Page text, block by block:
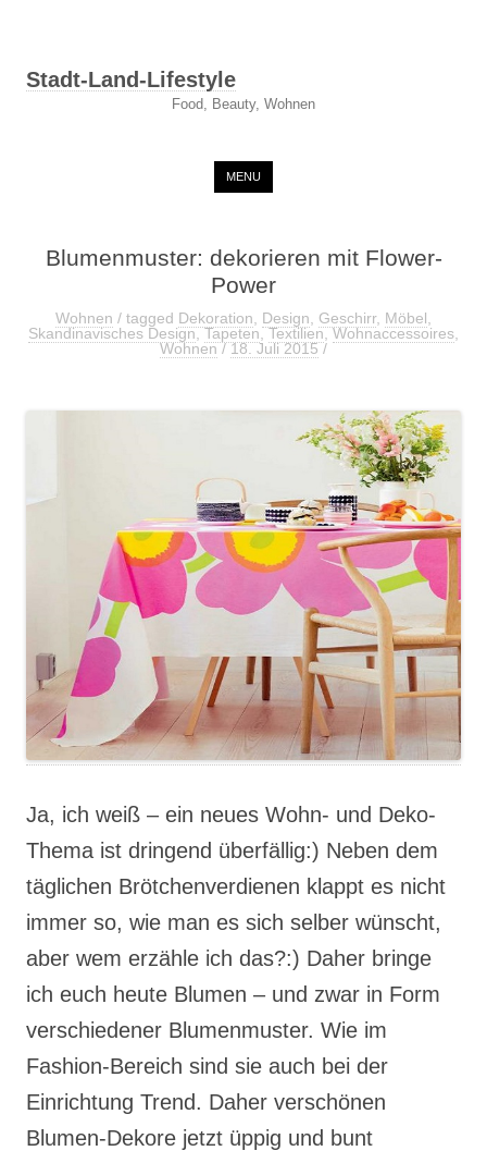
Stadt-Land-Lifestyle
Food, Beauty, Wohnen
MENU
Blumenmuster: dekorieren mit Flower-
Power
Wohnen / tagged Dekoration Design Geschirr, Möbel
Skandinavisches Design,Tapeten,Textilien,Wohnaccessoires
Wohnen/18. Juli 2015/
Ja, ich weiß – ein neues Wohn- und Deko-
Thema ist dringend überfällig:) Neben dem
täglichen Brötchenverdienen klappt es nicht
immer so, wie man es sich selber wünscht,
aber wem erzähle ich das?:) Daher bringe
ich euch heute Blumen – und zwar in Form
verschiedener Blumenmuster. Wie im
Fashion-Bereich sind sie auch bei der
Einrichtung Trend. Daher verschönen
Blumen-Dekore jetzt üppig und bunt